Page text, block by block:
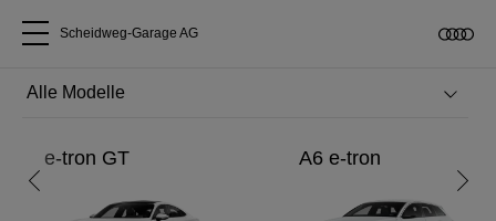
Alle Modelle
Über uns
Scheidweg-Garage AG
Entdecken Sie den neuen Audi RS 5.
e-tron GT A6 e-tron